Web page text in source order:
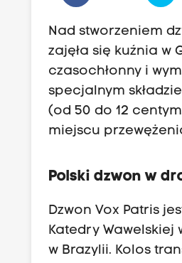
Nad stworzeniem
zajęła się kuźnia
czasochłonny i
specjalnym
(od 50 do 12
miejscu
Polski dzwon w
Dzwon Vox Patris
Katedry Wawelskiej
w Brazylii. Kolos